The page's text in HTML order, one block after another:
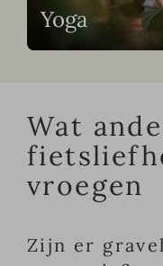
Yoga
Wat
vroegen
Zijn er